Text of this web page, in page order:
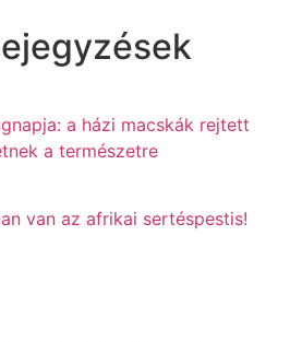
a házi macskák rejtett
a természetre
van az afrikai sertéspestis!